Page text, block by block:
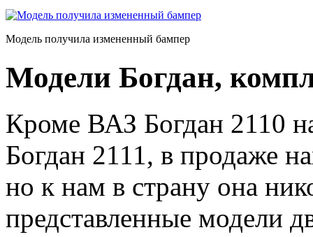
Модель получила измененный бампер
Модели Богдан,
Кроме ВАЗ Богдан 2110
Богдан 2111, в продаже
но к нам в страну она
представленные модели